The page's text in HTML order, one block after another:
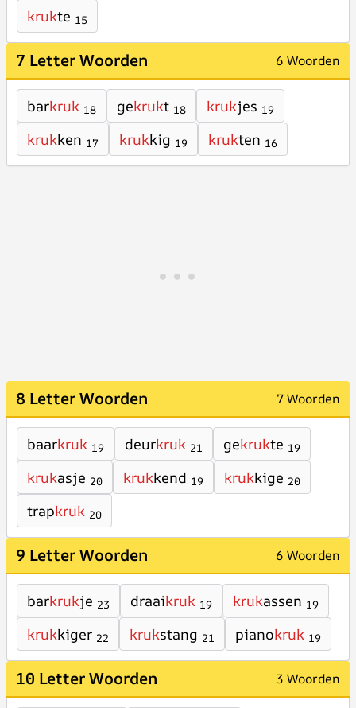
krukte 15
7 Letter Woorden 6 Woorden
barkruk 18 gekrukt 18 krukjes 19
krukken 17 krukkig 19 krukten 16
8 Letter Woorden 7 Woorden
baarkruk 19 deurkruk 21 gekrukte 19
krukasje 20 krukkend 19 krukkige 20
trapkruk 20
9 Letter Woorden 6 Woorden
barkrukje 23 draaikruk 19 krukassen 19
krukkiger 22 krukstang 21 pianokruk 19
10 Letter Woorden 3 Woorden